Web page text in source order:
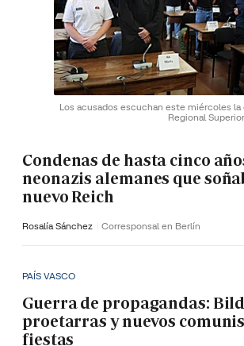
Los acusados escuchan este miércoles
Regional
Condenas de hasta cinco
neonazis alemanes que
nuevo Reich
Rosalía Sánchez Corresponsal en Berlín
PAÍS VASCO
Guerra de propagandas:
proetarras y nuevos
fiestas